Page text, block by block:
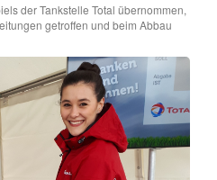
der Tankstelle Total übernommen,
getroffen und beim Abbau